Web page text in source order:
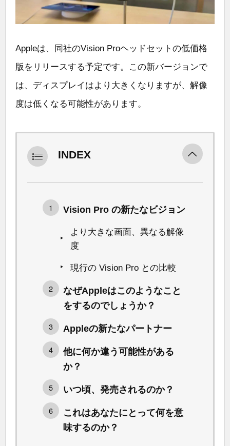
Appleは、同社のVision Proヘッドセットの低価格
版をリリースする予定です。この新バージョンで
は、ディスプレイはより大きくなりますが、解像
度は低くなる可能性があります。
INDEX
Vision Pro の新たなビジョン
より大きな画面、異なる解像
度
現行の Vision Pro との比較
なぜAppleはこのようなこと
をするのでしょうか？
Appleの新たなパートナー
他に何か違う可能性がある
か？
いつ頃、発売されるのか？
これはあなたにとって何を意
味するのか？